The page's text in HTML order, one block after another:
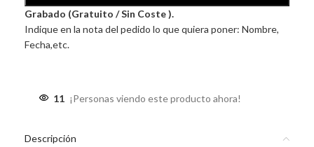
Grabado (Gratuito / Sin Coste ).
Indique en la nota del pedido lo que quiera poner: Nombre,
Fecha,etc.
11 ¡Personas viendo este producto ahora!
Descripción